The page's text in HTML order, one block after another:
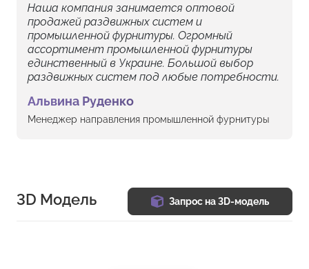
Наша компания занимается оптовой
продажей раздвижных систем и
промышленной фурнитуры. Огромный
ассортимент промышленной фурнитуры
единственный в Украине. Большой выбор
раздвижных систем под любые потребности.
Альвина Руденко
Менеджер направления промышленной фурнитуры
3D Модель Запрос на 3D-модель